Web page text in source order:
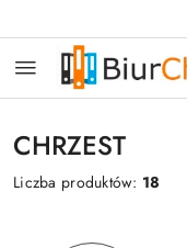
CHRZEST
Liczba produktów: 18